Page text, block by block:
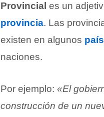
Provincial es un
provincia. Las
existen en algunos
naciones.
Por ejemplo: «El
construcción de un